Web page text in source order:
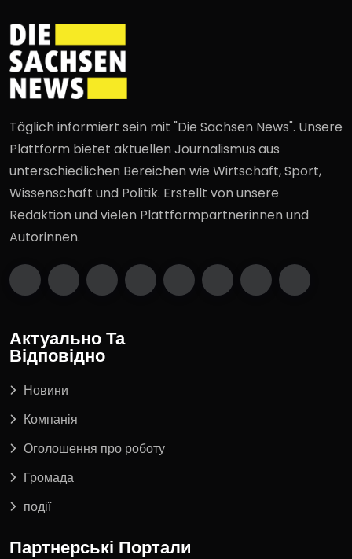
Täglich informiert sein mit "Die Sachsen News". Unsere
Plattform bietet aktuellen Journalismus aus
unterschiedlichen Bereichen wie Wirtschaft, Sport,
Wissenschaft und Politik. Erstellt von unsere
Redaktion und vielen Plattformpartnerinnen und
Autorinnen.
Актуально Та
Відповідно
Новини
Компанія
Оголошення про роботу
Громада
події
Партнерські Портали